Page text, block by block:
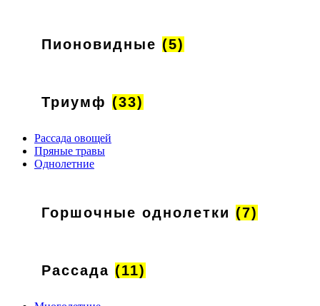
Пионовидные (5)
Триумф (33)
Рассада овощей
Пряные травы
Однолетние
Горшочные однолетки (7)
Рассада (11)